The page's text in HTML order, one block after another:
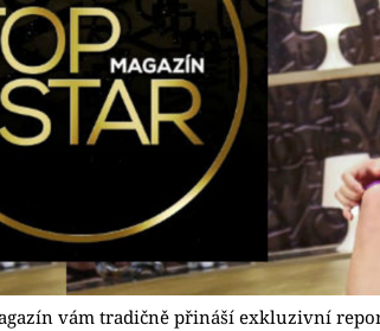
vám tradičně přináší exkluzivní